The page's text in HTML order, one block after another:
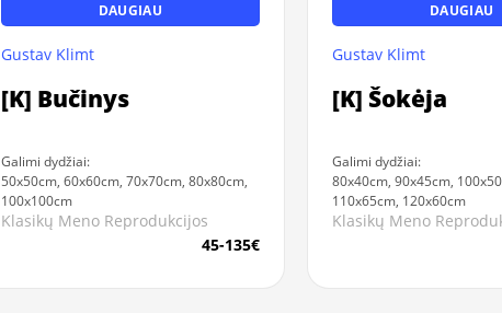
DAUGIAU
Gustav Klimt
[K] Bučinys
Galimi dydžiai:
50x50cm, 60x60cm, 70x70cm, 80x80cm,
100x100cm
Klasikų Meno Reprodukcijos
45-135€
DAUGIAU
Gustav Klimt
[K] Šokėja
Galimi dydžiai:
80x40cm, 90x45cm,
110x65cm, 120x60cm
Klasikų Meno